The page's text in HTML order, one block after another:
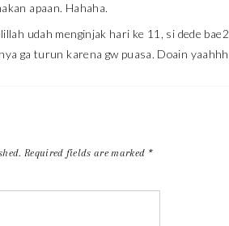
apaan. Hahaha.
udah menginjak hari ke 11, si dede
ga turun karena gw puasa. Doain
Required fields are marked *